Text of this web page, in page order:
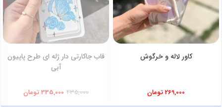
کاور لاله و خرگوش
269,000 تومان
قاب جاکارتی‌ دار ژله ای طرح پاپیون
آبی
435,000 335,000 تومان